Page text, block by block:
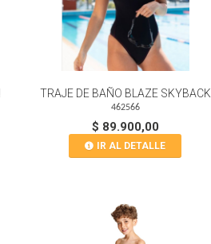
TRAJE DE BAÑO BLAZE SKYBACK
462566
$ 89.900,00
IR AL DETALLE